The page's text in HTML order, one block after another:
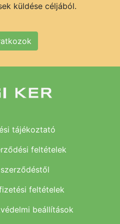
küldése céljából.
tájékoztató
feltételek
feltételek
beállítások